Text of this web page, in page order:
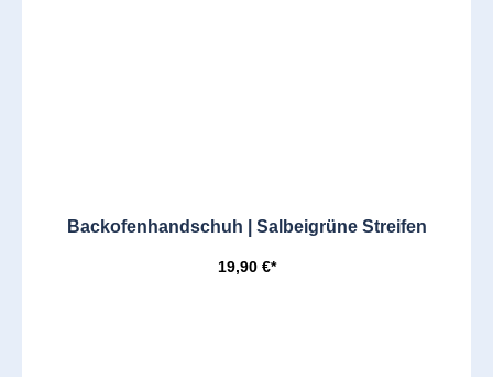
Backofenhandschuh | Salbeigrüne Streifen
19,90 €*